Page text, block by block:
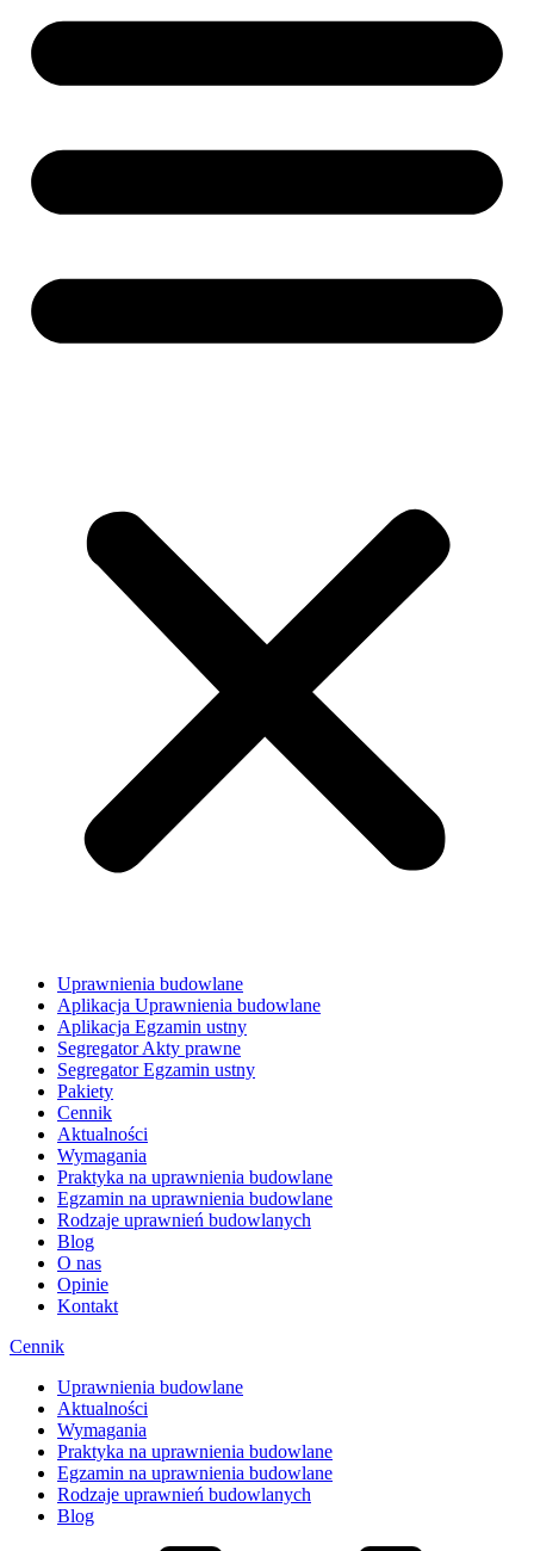
Uprawnienia budowlane
Aplikacja Uprawnienia budowlane
Aplikacja Egzamin ustny
Segregator Akty prawne
Segregator Egzamin ustny
Pakiety
Cennik
Aktualności
Wymagania
Praktyka na uprawnienia budowlane
Egzamin na uprawnienia budowlane
Rodzaje uprawnień budowlanych
Blog
O nas
Opinie
Kontakt
Cennik
Uprawnienia budowlane
Aktualności
Wymagania
Praktyka na uprawnienia budowlane
Egzamin na uprawnienia budowlane
Rodzaje uprawnień budowlanych
Blog